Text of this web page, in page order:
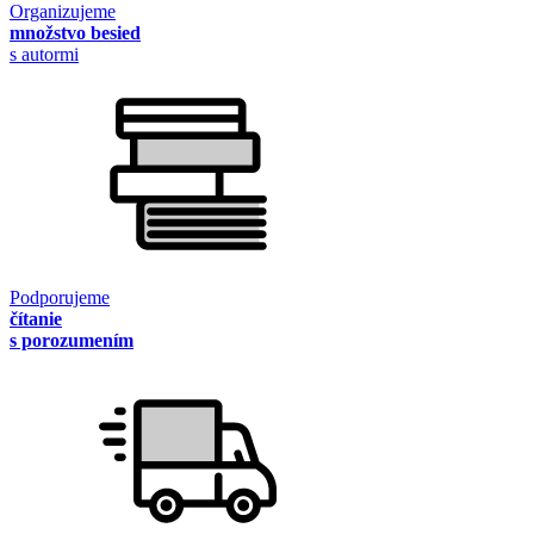
Organizujeme
množstvo besied
s autormi
Podporujeme
čítanie
s porozumením